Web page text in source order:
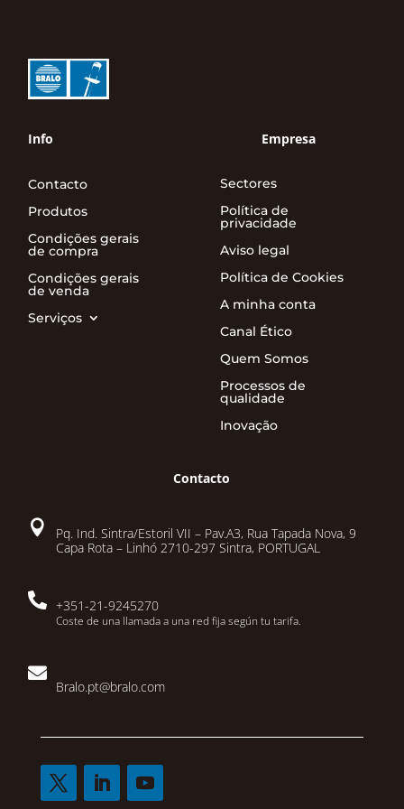
Info
Contacto
Produtos
Condições gerais
de compra
Condições gerais
de venda
Serviços
Empresa
Sectores
Política de
privacidade
Aviso legal
Política de Cookies
A minha conta
Canal Ético
Quem Somos
Processos de
qualidade
Inovação
Contacto

Pq. Ind. Sintra/Estoril VII – Pav.A3, Rua Tapada Nova, 9
Capa Rota – Linhó 2710-297 Sintra, PORTUGAL
 +351-21-9245270
Coste de una llamada a una red fija según tu tarifa.

Bralo.pt@bralo.com